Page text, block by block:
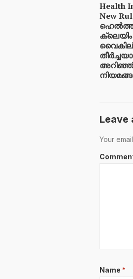
Health
New
Leave
Your
Name *